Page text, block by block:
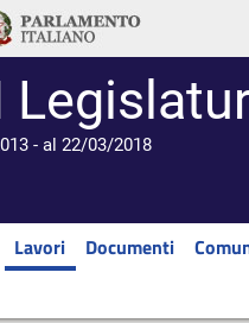
- al 22/03/2018
Lavori Documenti